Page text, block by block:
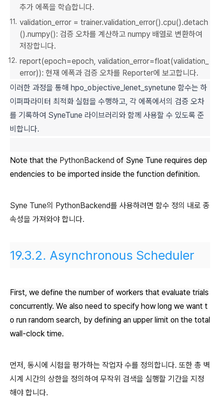
추가 에폭을 학습합니다.
validation_error = trainer.validation_error().cpu().detach
().numpy(): 검증 오차를 계산하고 numpy 배열로 변환하여
저장합니다.
report(epoch=epoch, validation_error=float(validation_
error)): 현재 에폭과 검증 오차를 Reporter에 보고합니다.
이러한 과정을 통해 hpo_objective_lenet_synetune 함수는 하
이퍼파라미터 최적화 실험을 수행하고, 각 에폭에서의 검증 오차
를 기록하여 SyneTune 라이브러리와 함께 사용할 수 있도록 준
비합니다.
Note that the PythonBackend of Syne Tune requires dep
endencies to be imported inside the function definition.
Syne Tune의 PythonBackend를 사용하려면 함수 정의 내로 종
속성을 가져와야 합니다.
19.3.2. Asynchronous Scheduler
First, we define the number of workers that evaluate trials
concurrently. We also need to specify how long we want t
o run random search, by defining an upper limit on the total
wall-clock time.
먼저, 동시에 시험을 평가하는 작업자 수를 정의합니다. 또한 총 벽
시계 시간의 상한을 정의하여 무작위 검색을 실행할 기간을 지정
해야 합니다.